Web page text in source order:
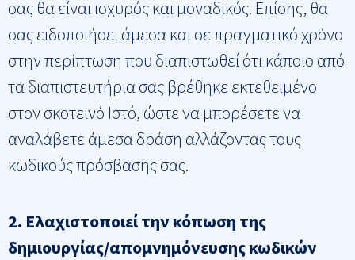
σας θα είναι ισχυρός και μοναδικός. Επίσης, θα
σας ειδοποιήσει άμεσα και σε πραγματικό χρόνο
στην περίπτωση που διαπιστωθεί ότι κάποιο από
τα διαπιστευτήρια σας βρέθηκε εκτεθειμένο
στον σκοτεινό Ιστό, ώστε να μπορέσετε να
αναλάβετε άμεσα δράση αλλάζοντας τους
κωδικούς πρόσβασης σας.
2. Ελαχιστοποιεί την κόπωση της
δημιουργίας/απομνημόνευσης κωδικών